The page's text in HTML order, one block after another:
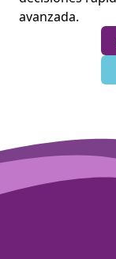
avanzada.